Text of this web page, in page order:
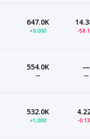
647.0K
+9,000 -
554.0K
—
—
—
532.0K
+1,000 -